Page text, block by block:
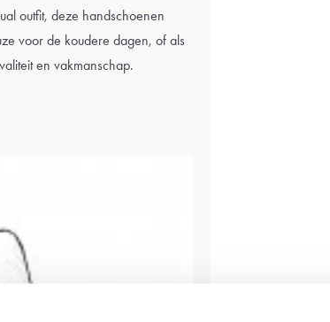
outfit, deze handschoenen
voor de koudere dagen, of als
en vakmanschap.